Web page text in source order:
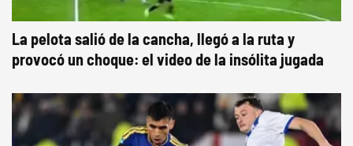
La pelota salió de la cancha, llegó a la ruta y
provocó un choque: el video de la insólita jugada